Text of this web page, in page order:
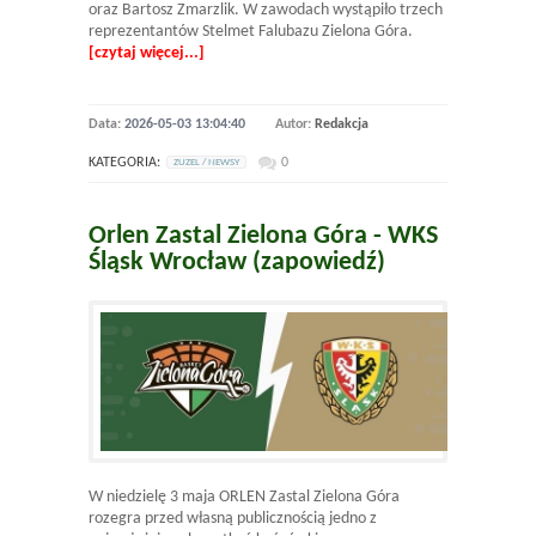
oraz Bartosz Zmarzlik. W zawodach wystąpiło trzech
reprezentantów Stelmet Falubazu Zielona Góra.
[czytaj więcej...]
Data: 2026-05-03 13:04:40 Autor: Redakcja
KATEGORIA: ZUZEL / NEWSY 0
Orlen Zastal Zielona Góra - WKS
Śląsk Wrocław (zapowiedź)
W niedzielę 3 maja ORLEN Zastal Zielona Góra
rozegra przed własną publicznością jedno z